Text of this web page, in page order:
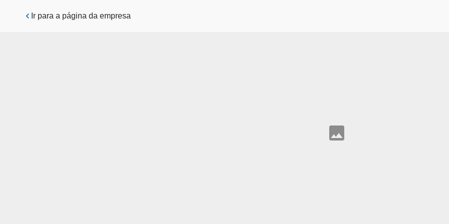
Pular para o conteúdo principal
Ir para a página da empresa